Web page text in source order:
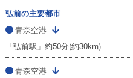
弘前の主要都市
青森空港
「弘前駅」約50分(約30km)
青森空港